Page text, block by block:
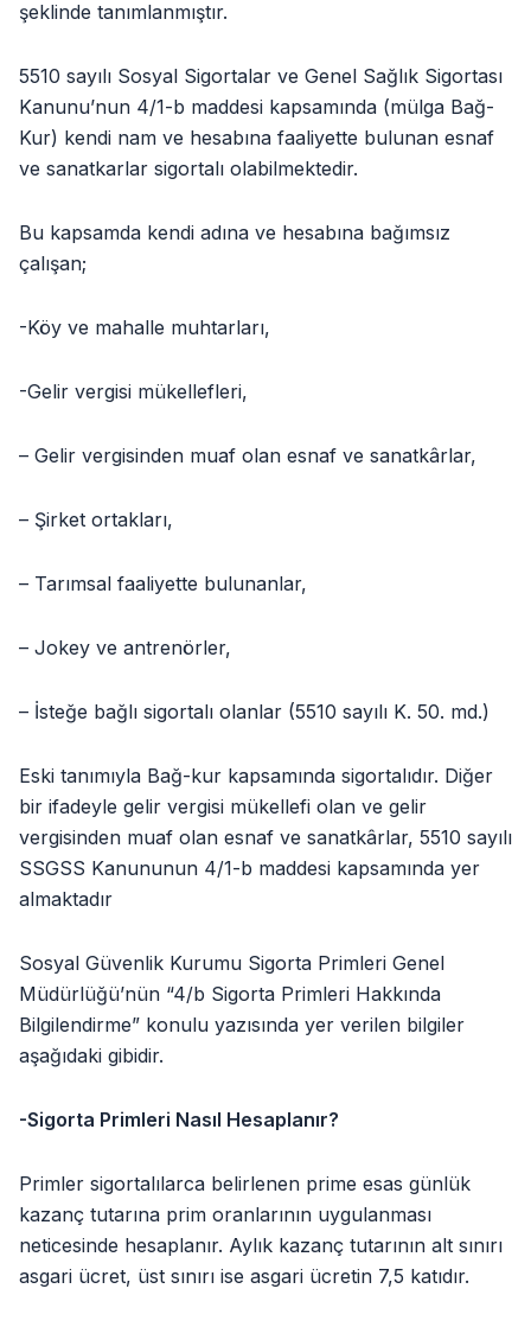
şeklinde tanımlanmıştır.
5510 sayılı Sosyal Sigortalar ve Genel Sağlık Sigortası
Kanunu’nun 4/1-b maddesi kapsamında (mülga Bağ-
Kur) kendi nam ve hesabına faaliyette bulunan esnaf
ve sanatkarlar sigortalı olabilmektedir.
Bu kapsamda kendi adına ve hesabına bağımsız
çalışan;
-Köy ve mahalle muhtarları,
-Gelir vergisi mükellefleri,
– Gelir vergisinden muaf olan esnaf ve sanatkârlar,
– Şirket ortakları,
– Tarımsal faaliyette bulunanlar,
– Jokey ve antrenörler,
– İsteğe bağlı sigortalı olanlar (5510 sayılı K. 50. md.)
Eski tanımıyla Bağ-kur kapsamında sigortalıdır. Diğer
bir ifadeyle gelir vergisi mükellefi olan ve gelir
vergisinden muaf olan esnaf ve sanatkârlar, 5510 sayılı
SSGSS Kanununun 4/1-b maddesi kapsamında yer
almaktadır
Sosyal Güvenlik Kurumu Sigorta Primleri Genel
Müdürlüğü’nün “4/b Sigorta Primleri Hakkında
Bilgilendirme” konulu yazısında yer verilen bilgiler
aşağıdaki gibidir.
-Sigorta Primleri Nasıl Hesaplanır?
Primler sigortalılarca belirlenen prime esas günlük
kazanç tutarına prim oranlarının uygulanması
neticesinde hesaplanır. Aylık kazanç tutarının alt sınırı
asgari ücret, üst sınırı ise asgari ücretin 7,5 katıdır.